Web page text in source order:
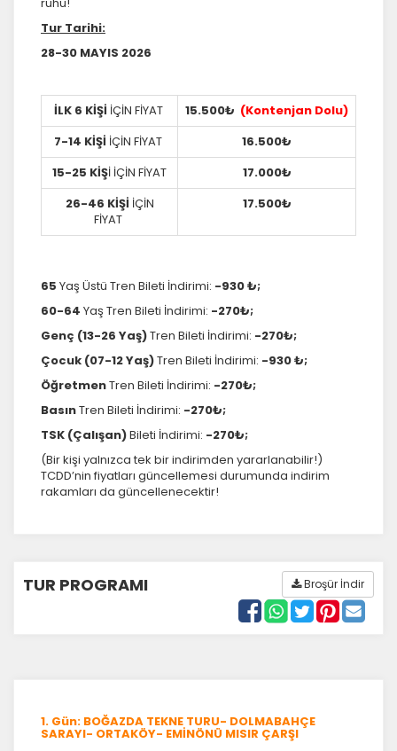
Tur Tarihi:
28-30 MAYIS 2026
İLK 6 KİŞİ İÇİN FİYAT 15.500₺ (Kontenjan Dolu)
7-14 KİŞİ İÇİN FİYAT
16.500₺
15-25 KİŞİ İÇİN FİYAT
17.000₺
26-46 KİŞİ İÇİN
FİYAT
17.500₺
65 Yaş Üstü Tren Bileti İndirimi: -930 ₺;
60-64 Yaş Tren Bileti İndirimi: -270₺;
Genç (13-26 Yaş)Tren Bileti İndirimi: -270₺;
Çocuk (07-12 Yaş)Tren Bileti İndirimi: -930 ₺;
ÖğretmenTren Bileti İndirimi: -270₺;
BasınTren Bileti İndirimi: -270₺;
TSK (Çalışan)Bileti İndirimi: -270₺;
(Bir kişi yalnızca tek bir indirimden yararlanabilir!)
TCDD’nin fiyatları güncellemesi durumunda indirim
rakamları da güncellenecektir!
TUR PROGRAMI Broşür İndir
1. Gün: BOĞAZDA TEKNE TURU- DOLMABAHÇE
SARAYI- ORTAKÖY- EMİNÖNÜ MISIR ÇARŞI